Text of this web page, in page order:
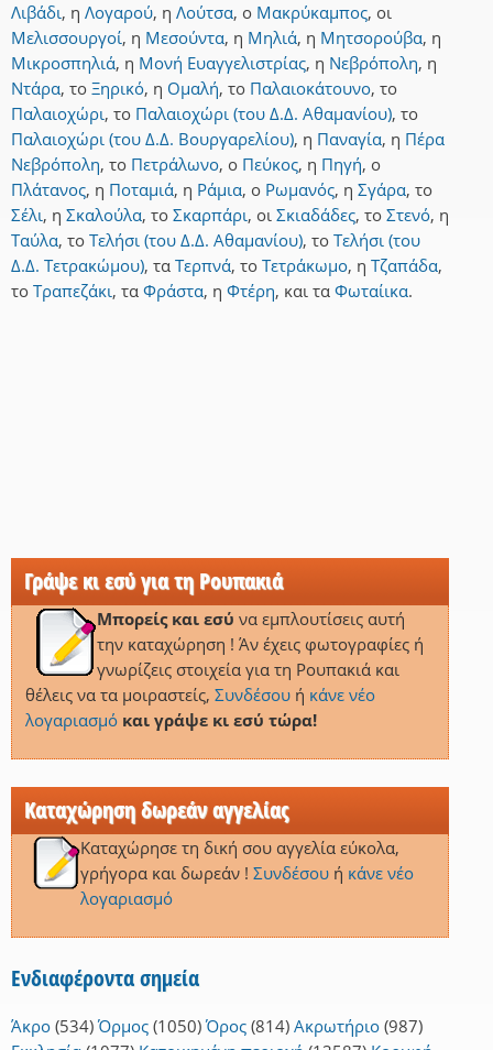
Λιβάδι, η Λογαρού, η Λούτσα, ο Μακρύκαμπος, οι
Μελισσουργοί, η Μεσούντα, η Μηλιά, η Μητσορούβα, η
Μικροσπηλιά, η Μονή Ευαγγελιστρίας, η Νεβρόπολη, η
Ντάρα, το Ξηρικό, η Ομαλή, το Παλαιοκάτουνο, το
Παλαιοχώρι, το Παλαιοχώρι (του Δ.Δ. Αθαμανίου), το
Παλαιοχώρι (του Δ.Δ. Βουργαρελίου), η Παναγία, η Πέρα
Νεβρόπολη, το Πετράλωνο, ο Πεύκος, η Πηγή, ο
Πλάτανος, η Ποταμιά, η Ράμια, ο Ρωμανός, η Σγάρα, το
Σέλι, η Σκαλούλα, το Σκαρπάρι, οι Σκιαδάδες, το Στενό, η
Ταύλα, το Τελήσι (του Δ.Δ. Αθαμανίου), το Τελήσι (του
Δ.Δ. Τετρακώμου), τα Τερπνά, το Τετράκωμο, η Τζαπάδα,
το Τραπεζάκι, τα Φράστα, η Φτέρη, και τα Φωταίικα.
Γράψε κι εσύ για τη Ρουπακιά
Μπορείς και εσύ να εμπλουτίσεις αυτή
την καταχώρηση ! Άν έχεις φωτογραφίες ή
γνωρίζεις στοιχεία για τη Ρουπακιά και
θέλεις να τα μοιραστείς, Συνδέσουή κάνε νέο
λογαριασμό και γράψε κι εσύ τώρα!
Καταχώρηση δωρεάν αγγελίας
Καταχώρησε τη δική σου αγγελία εύκολα,
γρήγορα και δωρεάν ! Συνδέσουή κάνε νέο
λογαριασμό
Ενδιαφέροντα σημεία
Άκρο (534) Όρμος (1050) Όρος (814) Ακρωτήριο (987)